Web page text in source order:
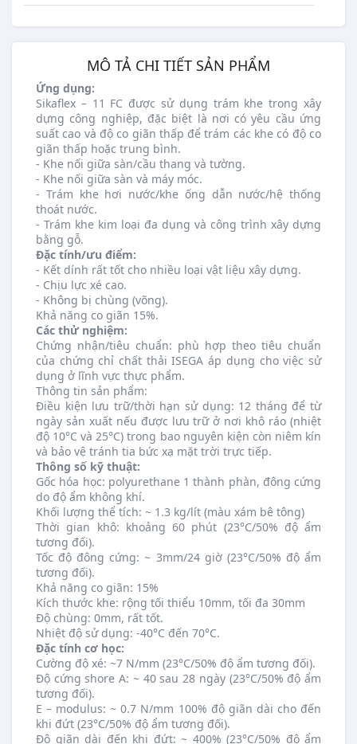
MÔ TẢ CHI TIẾT SẢN PHẨM
Ứng dụng:
Sikaflex – 11 FC được sử dụng trám khe trong xây
dựng công nghiệp, đặc biệt là nơi có yêu cầu ứng
suất cao và độ co giãn thấp để trám các khe có độ co
giãn thấp hoặc trung bình.
- Khe nối giữa sàn/cầu thang và tường.
- Khe nối giữa sàn và máy móc.
- Trám khe hơi nước/khe ống dẫn nước/hệ thống
thoát nước.
- Trám khe kim loại đa dụng và công trình xây dựng
bằng gỗ.
Đặc tính/ưu điểm:
- Kết dính rất tốt cho nhiều loại vật liệu xây dựng.
- Chịu lực xé cao.
- Không bị chùng (võng).
Khả năng co giãn 15%.
Các thử nghiệm:
Chứng nhận/tiêu chuẩn: phù hợp theo tiêu chuẩn
của chứng chỉ chất thải ISEGA áp dụng cho việc sử
dụng ở lĩnh vực thực phẩm.
Thông tin sản phẩm:
Điều kiện lưu trữ/thời hạn sử dụng: 12 tháng để từ
ngày sản xuất nếu được lưu trữ ở nơi khô ráo (nhiệt
độ 10°C và 25°C) trong bao nguyên kiện còn niêm kín
và bảo vệ tránh tia bức xạ mặt trời trực tiếp.
Thông số kỹ thuật:
Gốc hóa học: polyurethane 1 thành phàn, đông cứng
do độ ẩm không khí.
Khối lượng thể tích: ~ 1.3 kg/lít (màu xám bê tông)
Thời gian khô: khoảng 60 phút (23°C/50% độ ẩm
tương đối).
Tốc độ đông cứng: ~ 3mm/24 giờ (23°C/50% độ ẩm
tương đối).
Khả năng co giãn: 15%
Kích thước khe: rộng tối thiểu 10mm, tối đa 30mm
Độ chùng: 0mm, rất tốt.
Nhiệt độ sử dụng: -40°C đến 70°C.
Đặc tính cơ học:
Cường độ xé: ~7 N/mm (23°C/50% độ ẩm tương đối).
Độ cứng shore A: ~ 40 sau 28 ngày (23°C/50% độ ẩm
tương đối).
E – modulus: ~ 0.7 N/mm 100% độ giãn dài cho đến
khi đứt (23°C/50% độ ẩm tương đối).
Độ giãn dài đến khi đứt: ~ 400% (23°C/50% độ ẩm